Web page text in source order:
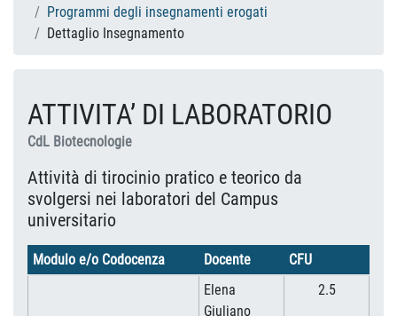
Programmi degli insegnamenti erogati
Dettaglio Insegnamento
ATTIVITA’ DI LABORATORIO
CdL Biotecnologie
Attività di tirocinio pratico e teorico da
svolgersi nei laboratori del Campus
universitario
Modulo e/o Codocenza Docente
CFU
Elena
Giuliano
2.5